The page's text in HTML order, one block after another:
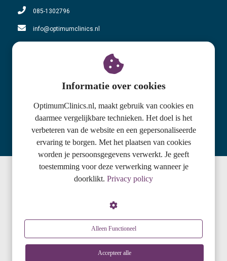
085-1302796
info@optimumclinics.nl
BTW nummer: NL858610863B01
Adres locatie Oosterbeek
Utrechtseweg 159-C
6862 AH Oosterbeek
085-1302796
© 2020 Optimum Clinics
Informatie over cookies
OptimumClinics.nl, maakt gebruik van cookies en
daarmee vergelijkbare technieken. Het doel is het
verbeteren van de website en een gepersonaliseerde
ervaring te borgen. Met het plaatsen van cookies
worden je persoonsgegevens verwerkt. Je geeft
toestemming voor deze verwerking wanneer je
doorklikt. Privacy policy
Alleen Functioneel
Accepteer alle